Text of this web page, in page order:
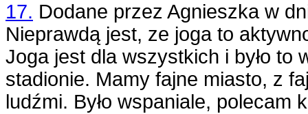
17. Dodane przez Agnieszkaw
Nieprawdą jest, ze joga to
Joga jest dla wszystkich i było to
stadionie. Mamy fajne miasto, z
ludźmi. Było wspaniale, polecam